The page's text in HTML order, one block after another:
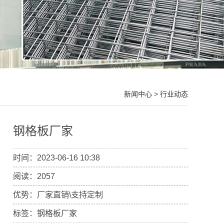
新闻中心 > 行业动态
钢格板厂家
时间：2023-06-16 10:38
阅读：2057
优势：厂家直销\支持定制
标签：钢格板厂家